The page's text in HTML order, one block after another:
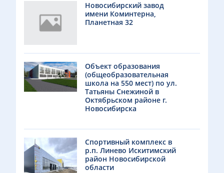
Новосибирский завод
имени Коминтерна,
Планетная 32
Объект образования
(общеобразовательная
школа на 550 мест) по ул.
Татьяны Снежиной в
Октябрьском районе г.
Новосибирска
Спортивный комплекс в
р.п. Линево Искитимский
район Новосибирской
области